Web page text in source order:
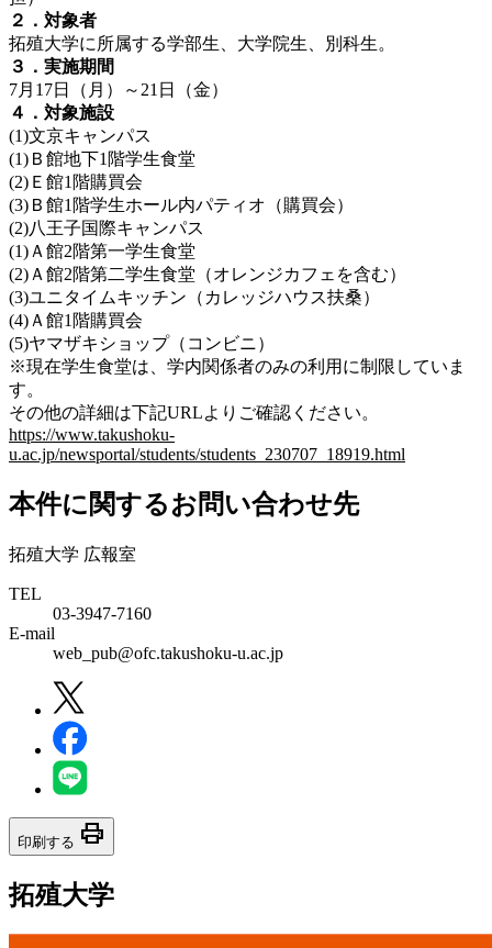
２．対象者
拓殖大学に所属する学部生、大学院生、別科生。
３．実施期間
7月17日（月）～21日（金）
４．対象施設
(1)文京キャンパス
(1)Ｂ館地下1階学生食堂
(2)Ｅ館1階購買会
(3)Ｂ館1階学生ホール内パティオ（購買会）
(2)八王子国際キャンパス
(1)Ａ館2階第一学生食堂
(2)Ａ館2階第二学生食堂（オレンジカフェを含む）
(3)ユニタイムキッチン（カレッジハウス扶桑）
(4)Ａ館1階購買会
(5)ヤマザキショップ（コンビニ）
※現在学生食堂は、学内関係者のみの利用に制限していま
す。
その他の詳細は下記URLよりご確認ください。
https://www.takushoku-
u.ac.jp/newsportal/students/students_230707_18919.html
本件に関するお問い合わせ先
拓殖大学 広報室
TEL
03-3947-7160
E-mail
web_pub@ofc.takushoku-u.ac.jp
印刷する print
拓殖大学